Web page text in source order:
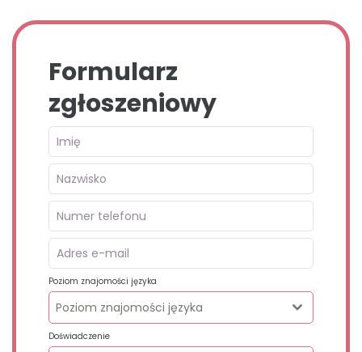
Formularz
zgłoszeniowy
Poziom znajomości języka
Poziom znajomości języka
Doświadczenie